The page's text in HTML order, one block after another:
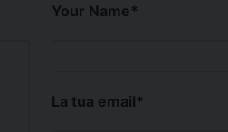
Your Name*
La tua email*